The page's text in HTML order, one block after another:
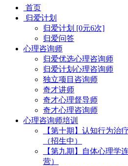
首页
归爱计划
归爱计划 [0元6次]
归爱问答
心理咨询师
归爱优选心理咨询师
归爱计划心理咨询师
独立项目咨询师
奇才讲师
奇才心理督导师
奇才心理咨询师
心理咨询师培训
【第十期】认知行为治
（招生中）
【第九期】自体心理学
营）